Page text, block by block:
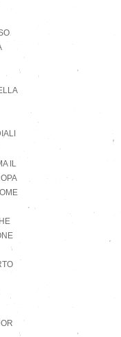
IL